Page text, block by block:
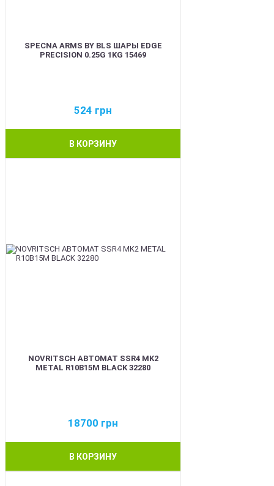
SPECNA ARMS BY BLS ШАРЫ EDGE
PRECISION 0.25G 1KG 15469
524 грн
В КОРЗИНУ
NOVRITSCH АВТОМАТ SSR4 MK2
METAL R10B15M BLACK 32280
18700 грн
В КОРЗИНУ